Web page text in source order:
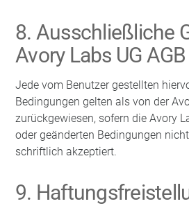
8. Ausschließliche
Avory Labs UG AGB
Jede vom Benutzer gestellten
Bedingungen gelten als von der
zurückgewiesen, sofern die Avory
oder geänderten Bedingungen
schriftlich akzeptiert.
9.